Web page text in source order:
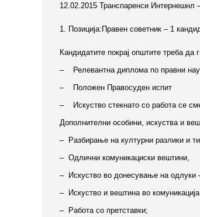
12.02.2015 Транспаренси Интернешнл
1. Позиција:Правен советник – 1
Кандидатите покрај општите треба
– Релевантна диплома по правни
– Положен Правосуден испит
– Искуство стекнато со работа се
Дополнителни особини, искуства и
– Разбирање на културни разлики и
– Одлични комуникациски вештини,
– Искуство во донесување на
– Искуство и вештина во комуникација
– Работа со претставки;